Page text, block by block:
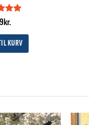
kr.
KURV